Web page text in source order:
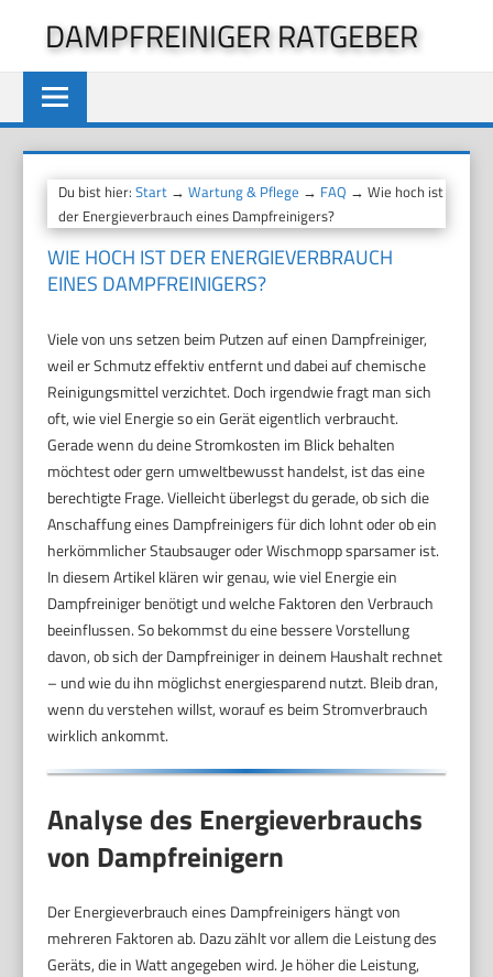
springen
DAMPFREINIGER RATGEBER
Du bist hier:Start →Wartung & Pflege → FAQ → Wie hoch ist
der Energieverbrauch eines Dampfreinigers?
WIE HOCH IST DER ENERGIEVERBRAUCH
EINES DAMPFREINIGERS?
Viele von uns setzen beim Putzen auf einen Dampfreiniger,
weil er Schmutz effektiv entfernt und dabei auf chemische
Reinigungsmittel verzichtet. Doch irgendwie fragt man sich
oft, wie viel Energie so ein Gerät eigentlich verbraucht.
Gerade wenn du deine Stromkosten im Blick behalten
möchtest oder gern umweltbewusst handelst, ist das eine
berechtigte Frage. Vielleicht überlegst du gerade, ob sich die
Anschaffung eines Dampfreinigers für dich lohnt oder ob ein
herkömmlicher Staubsauger oder Wischmopp sparsamer ist.
In diesem Artikel klären wir genau, wie viel Energie ein
Dampfreiniger benötigt und welche Faktoren den Verbrauch
beeinflussen. So bekommst du eine bessere Vorstellung
davon, ob sich der Dampfreiniger in deinem Haushalt rechnet
– und wie du ihn möglichst energiesparend nutzt. Bleib dran,
wenn du verstehen willst, worauf es beim Stromverbrauch
wirklich ankommt.
Analyse des Energieverbrauchs
von Dampfreinigern
Der Energieverbrauch eines Dampfreinigers hängt von
mehreren Faktoren ab. Dazu zählt vor allem die Leistung des
Geräts, die in Watt angegeben wird. Je höher die Leistung,